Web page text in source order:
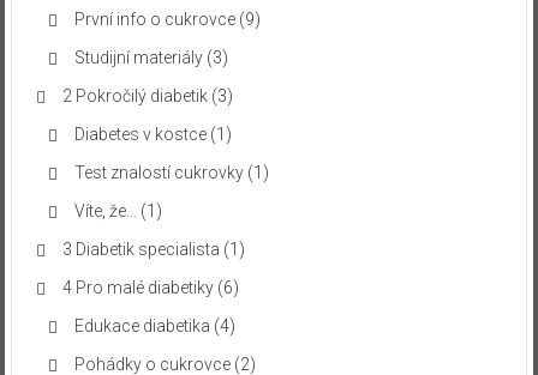
První info o cukrovce(9)
Studijní materiály(3)
2 Pokročilý diabetik(3)
Diabetes v kostce(1)
Test znalostí cukrovky(1)
Víte, že…
(1)
3 Diabetik specialista (1)
4 Pro malé diabetiky(6)
Edukace diabetika (4)
Pohádky o cukrovce(2)